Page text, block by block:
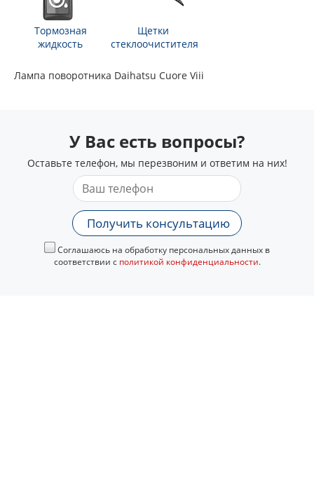
Тормозная
жидкость
Щетки
стеклоочистителя
Лампа поворотника Daihatsu Cuore Viii
У Вас есть вопросы?
Оставьте телефон, мы перезвоним и ответим на них!
Получить консультацию
Соглашаюсь на обработку персональных данных в
соответствии с политикой конфиденциальности.